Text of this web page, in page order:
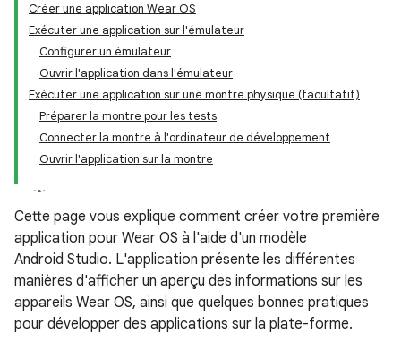
Créer une application Wear OS
Exécuter une application sur l'émulateur
Configurer un émulateur
Ouvrir l'application dans l'émulateur
Exécuter une application sur une montre physique (facultatif)
Préparer la montre pour les tests
Connecter la montre à l'ordinateur de développement
Ouvrir l'application sur la montre
Cette page vous explique comment créer votre première
application pour Wear OS à l'aide d'un modèle
Android Studio. L'application présente les différentes
manières d'afficher un aperçu des informations sur les
appareils Wear OS, ainsi que quelques bonnes pratiques
pour développer des applications sur la plate-forme.